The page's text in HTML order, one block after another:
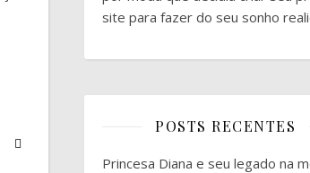
site para fazer do seu sonho
POSTS RECENTES
Princesa Diana e seu legado na